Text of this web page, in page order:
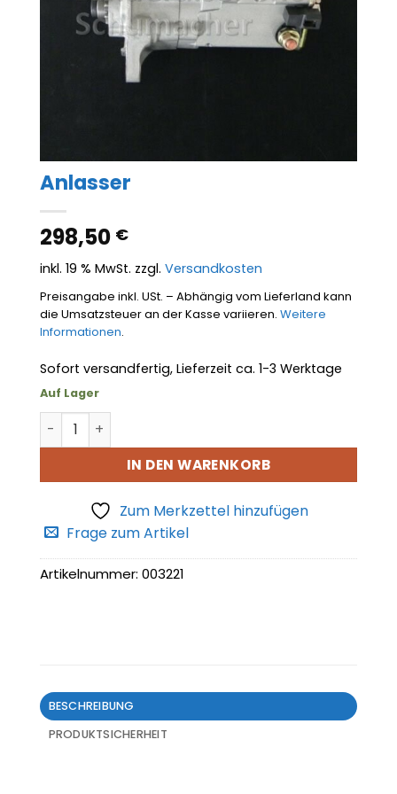
Anlasser
298,50 €
inkl. 19 % MwSt. zzgl. Versandkosten
Preisangabe inkl. USt. – Abhängig vom Lieferland kann
die Umsatzsteuer an der Kasse variieren. Weitere
Informationen.
Sofort versandfertig, Lieferzeit ca. 1-3 Werktage
Auf Lager
Anlasser Menge
IN DEN WARENKORB
Zum Merkzettel hinzufügen
Frage zum Artikel
Artikelnummer: 003221
BESCHREIBUNG
PRODUKTSICHERHEIT